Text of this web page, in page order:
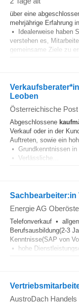
über eine
mehrjährige Erfahrung
• Idealerweise haben
verstehen es,
gemeinsame Ziele zu
Leoben
Österreichische Post
Abgeschlossene
Verkauf oder in der
Auftreten, sowie ein
• Grundkenntnissen
• Verlässliche...
Sachbearbeiter:in
Energie AG
Telefonverkauf •
Berufsausbildung(2-3
Kenntnisse(SAP von
• hohe
AustroDach Handels